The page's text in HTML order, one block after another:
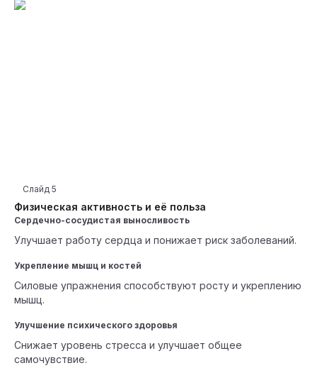
Физическая активность и её польза
Слайд 5
Сердечно-сосудистая выносливость
Улучшает работу сердца и понижает риск заболеваний.
Укрепление мышц и костей
Силовые упражнения способствуют росту и укреплению
мышц.
Улучшение психического здоровья
Снижает уровень стресса и улучшает общее
самочувствие.